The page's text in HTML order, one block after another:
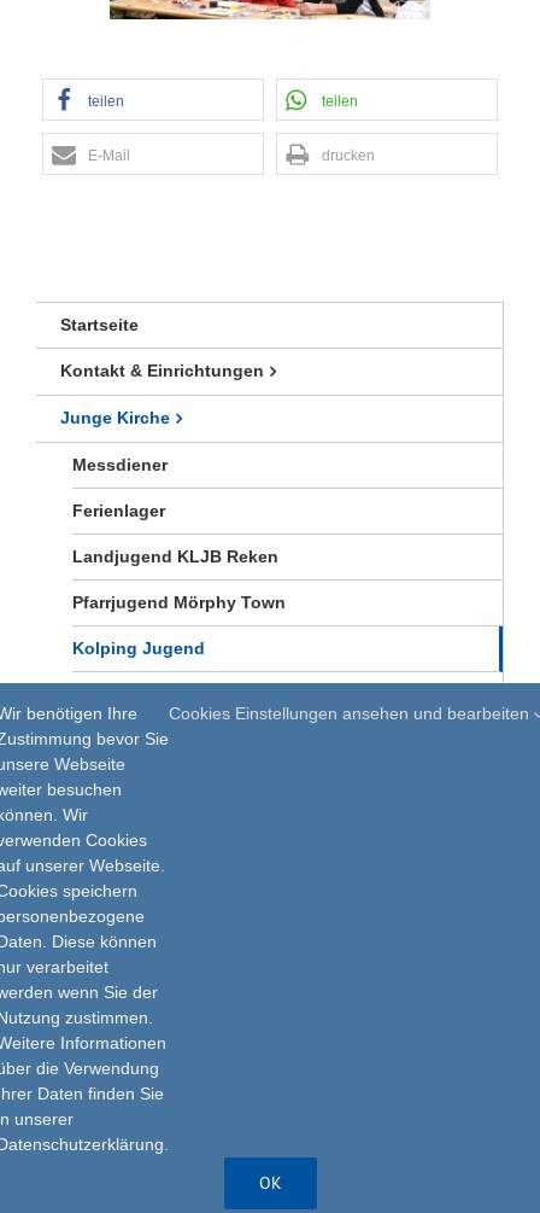
teilen teilen
E-Mail drucken
Startseite
Kontakt & Einrichtungen
Junge Kirche
Messdiener
Ferienlager
Landjugend KLJB Reken
Pfarrjugend Mörphy Town
Kolping Jugend
Was tun, wenn…
benötigen Ihre
bevor Sie
Webseite
besuchen
Wir
Cookies
unserer Webseite.
speichern
Diese können
verarbeitet
wenn Sie der
zustimmen.
Informationen
die Verwendung
Daten finden Sie
unserer
Cookies Einstellungen ansehen und bearbeiten
OK